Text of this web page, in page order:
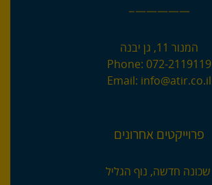
—————–
המנור 11, גן יבנה
Phone: 072-2119119
Email: info@atir.co.il
פרוייקטים אחרונים
שכונה חדשה, נוף הגליל